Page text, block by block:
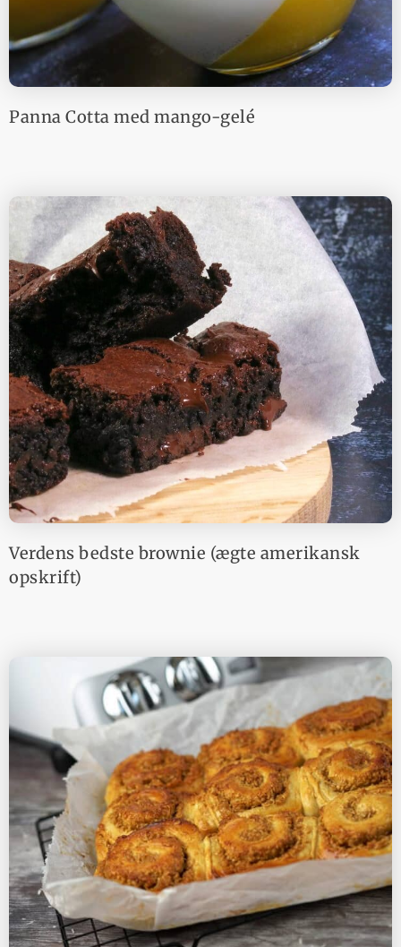
Panna Cotta med mango-gelé
Verdens bedste brownie (ægte amerikansk
opskrift)